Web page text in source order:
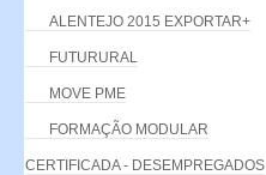
ALENTEJO 2015 EXPORTAR+
FUTURURAL
MOVE PME
FORMAÇÃO MODULAR
CERTIFICADA - DESEMPREGADOS